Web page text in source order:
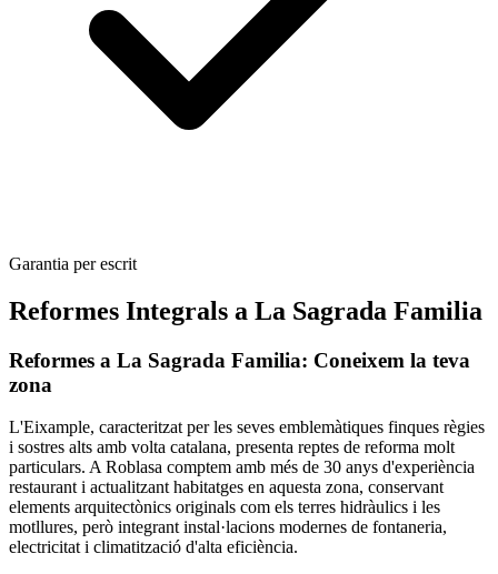
Garantia per escrit
Reformes Integrals a La Sagrada Familia
Reformes a La Sagrada Familia: Coneixem la teva
zona
L'Eixample, caracteritzat per les seves emblemàtiques finques règies
i sostres alts amb volta catalana, presenta reptes de reforma molt
particulars. A Roblasa comptem amb més de 30 anys d'experiència
restaurant i actualitzant habitatges en aquesta zona, conservant
elements arquitectònics originals com els terres hidràulics i les
motllures, però integrant instal·lacions modernes de fontaneria,
electricitat i climatització d'alta eficiència.